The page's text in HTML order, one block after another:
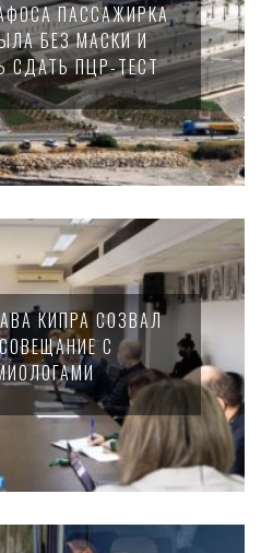
ПАССАЖИРКА
БЕЗ МАСКИ И
СДАТЬ ПЦР-ТЕСТ
КИПРА СОЗВАЛ
С